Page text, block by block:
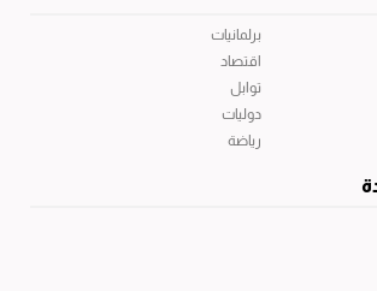
برلمانيات
اقتصاد
توابل
دوليات
رياضة